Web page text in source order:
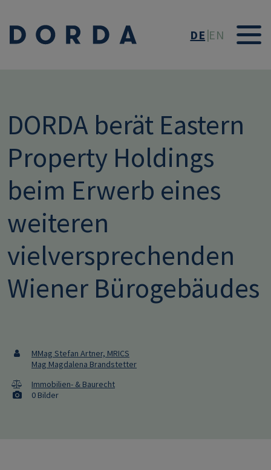
DE EN
DORDA berät Eastern
Property Holdings
beim Erwerb eines
weiteren
vielversprechenden
Wiener Bürogebäudes
MMag Stefan Artner, MRICS
Mag Magdalena Brandstetter
Immobilien- & Baurecht
0 Bilder